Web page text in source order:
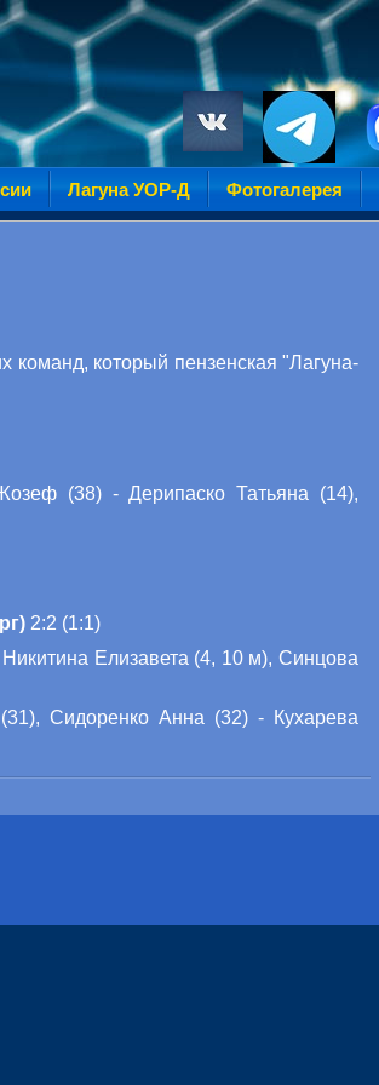
Лагуна УОР-Д Фотогалерея
команд, который пензенская "Лагуна-
(38) - Дерипаско Татьяна (14),
2:2 (1:1)
Никитина Елизавета (4, 10 м), Синцова
Сидоренко Анна (32) - Кухарева